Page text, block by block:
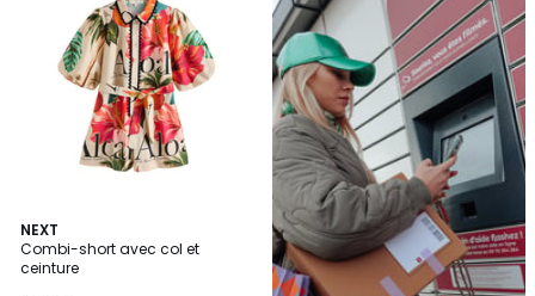
NEXT
Combi-short avec col et
ceinture
Livraison
en
Locker
Mondial
Relay